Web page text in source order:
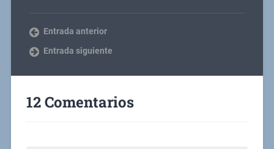
Entrada anterior
Entrada siguiente
12 Comentarios